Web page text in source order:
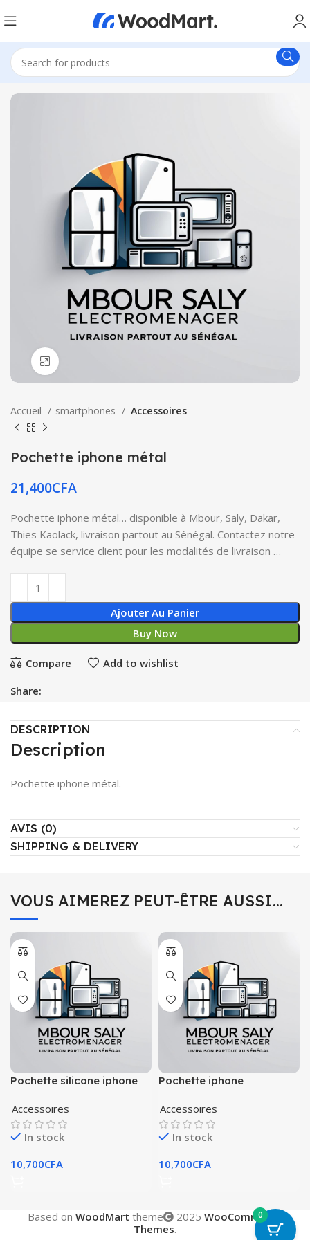
Accueil smartphones Accessoires
Pochette iphone métal
21,400CFA
Pochette iphone métal… disponible à Mbour, Saly, Dakar,
Thies Kaolack, livraison partout au Sénégal. Contactez notre
équipe se service client pour les modalités de livraison …
Ajouter Au Panier
Buy Now
Compare Add to wishlist
Share:
DESCRIPTION
Description
Pochette iphone métal.
AVIS (0)
SHIPPING & DELIVERY
VOUS AIMEREZ PEUT-ÊTRE AUSSI…
Pochette silicone iphone
Accessoires
In stock
10,700CFA
Pochette iphone
Accessoires
In stock
10,700CFA
Based on WoodMart theme 2025 WooCommerce
Themes.
0